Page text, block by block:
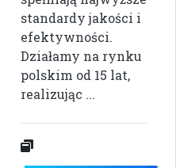
standardy jakości i
efektywności.
Działamy na rynku
polskim od 15 lat,
realizując ...